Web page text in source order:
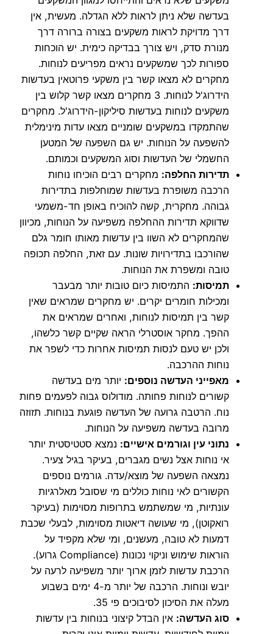
בעדשה שלא ניתן לראות ללא הגדלה. מעשית, אין
דרך מדויקת לראות משקעים בצורה ברורה דרך
מנורת סדק, ויש צורך בבדיקה כימית. יש הוכחות
ספורות לכך שמשקעים נראים מפריעים לנוחות.
מחקרים לא מצאו קשר בין משקעי פרוטאין בעדשות
הידרוג'ל לנוחות. 3 מחקרים מצאו קשר קלוש בין
משקעים לנוחות בעדשות סיליקון-הידרוג'ל. מחקרים
שהתמקדו במשקעים שומניים מצאו עדות מינימלית
להשפעה על הנוחות. יש גם השפעה של המטען
החשמלי של העדשות וסוג המשקעים וכמותם.
תדירות החלפה: מחקרים רבים הוכיחו נוחות
הרכבה משופרת בעדשות שמוחלפות בתדירות
גבוהה. מחקרית, קשה להוכיח באופן חד-משמעי
שדווקא תדירות ההחלפה משפיעה על הנוחות, מכיוון
שהמחקרים לא השוו בין עדשות מאותו חומר גלם
שהורכבו בתדירויות שונות. עם זאת, החלפה תכופה
טובה ומשפרת את הנוחות.
תמיסות: התמיסות כיום טובות יותר מבעבר
ומכילות חומרים יקרים. יש מחקרים שמראים שאין
קשר בין תמיסות לנוחות, ואחרים שמראים את
ההפך. מחקר אוסטרלי הראה שקיים קשר כלשהו,
ולכן יש טעם לנסות תמיסות אחרות כדי לשפר את
נוחות ההרכבה.
מאפייני העדשה נוספים: יותר מים בעדשה
קשורים לנוחות פחותה. מודולוס גבוה לפעמים פחות
נוח. הרטבה גרועה של העדשה פוגעת בנוחות. תזוזה
מרובה בעדשה משפיעה על הנוחות.
נתוני עין וגורמים אישיים: נמצא סטטיסטית יותר
אי נוחות אצל נשים מגברים, בעיקר בגיל צעיר.
נמצאה השפעה של מוצא/עדה. גורמים נוספים
הקשורים לאי נוחות כוללים מי שסובל מאלרגיות
עונתיות, מי שמשתמש בתרופות מסוימות (בעיקר
רואקוטן), מי שעושה דיאטות מסוימות, לבעלי שכבת
דמעות לא טובה, מעשנים, ומי שלא מקפיד על
הוראות שימוש וניקוי נכונות (Compliance גרוע).
הרכבת עדשות לזמן ארוך יותר משפיעה לרעה על
יובש ונוחות. הרכבה של יותר מ-4 ימים בשבוע
מעלה את הסיכון לסיבוכים פי 35.
סוג העדשה: אין הבדל קיצוני בנוחות בין עדשות